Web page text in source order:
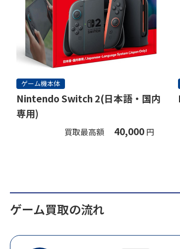
ゲーム機本体
Nintendo Switch 2(日本語・国内
専用)
買取最高額 40,000 円
ゲーム買取の流れ